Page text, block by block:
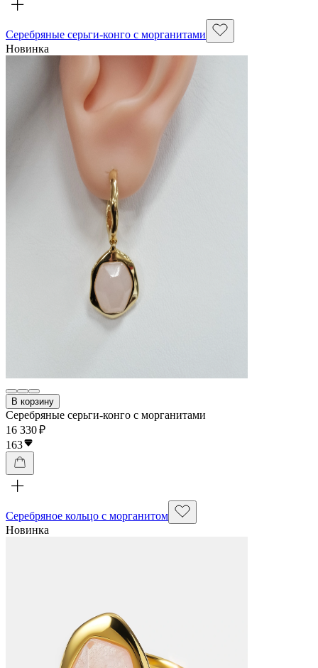
Серебряные серьги-конго с морганитами
Новинка
В корзину
Серебряные серьги-конго с морганитами
16 330 ₽
163
Серебряное кольцо с морганитом
Новинка